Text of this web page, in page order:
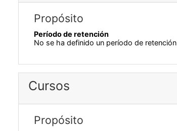
Propósito
Período de retención
No se ha definido un período de retención
Cursos
Propósito